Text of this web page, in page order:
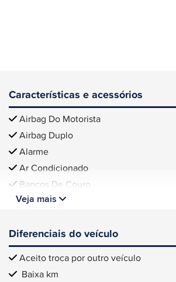
Características e acessórios
Airbag Do Motorista
Airbag Duplo
Alarme
Ar Condicionado
Bancos De Couro
Veja mais
Diferenciais do veículo
Aceito troca por outro veículo
Baixa km